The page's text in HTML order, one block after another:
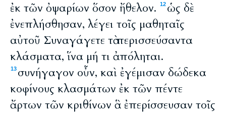
ἐκ τῶν ὀψαρίων ὅσον ἤθελον.
12 ὡς δὲ
ἐνεπλήσθησαν, λέγει τοῖς μαθηταῖς
αὐτοῦ Συναγάγετε τὰ περισσεύσαντα
κλάσματα, ἵνα μή τι ἀπόληται.
13 συνήγαγον οὖν, καὶ ἐγέμισαν δώδεκα
κοφίνους κλασμάτων ἐκ τῶν πέντε
ἄρτων τῶν κριθίνων ἃ ἐπερίσσευσαν τοῖς